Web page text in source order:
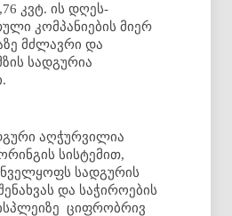
კვტ. ის დღეს-
კომპანიების მიერ
მძლავრი და
სადგურია
აღჭურვილია
სისტემით,
სადგურის
და საჭიროების
ციფრობრივ